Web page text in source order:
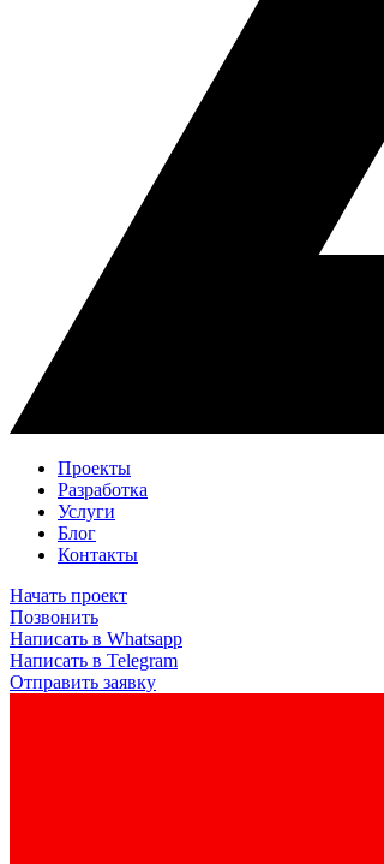
Проекты
Разработка
Услуги
Блог
Контакты
Начать проект
Позвонить
Написать в Whatsapp
Написать в Telegram
Отправить заявку